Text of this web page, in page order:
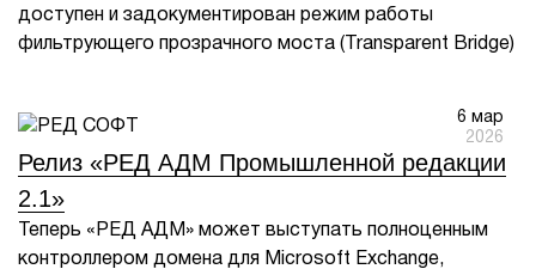
Сервисы для партнеров
1Cофт
доступен и задокументирован режим работы
фильтрующего прозрачного моста (Transparent Bridge)
6 мар
2026
Релиз «РЕД АДМ Промышленной редакции
2.1»
Теперь «РЕД АДМ» может выступать полноценным
контроллером домена для Microsoft Exchange,